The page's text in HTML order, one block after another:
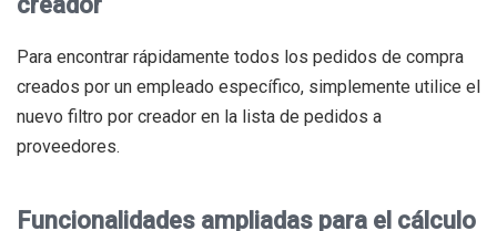
Para encontrar rápidamente todos los pedidos de compra
creados por un empleado específico, simplemente utilice el
nuevo filtro por creador en la lista de pedidos a
proveedores.
Funcionalidades ampliadas para el cálculo